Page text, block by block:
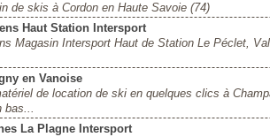
de skis à Cordon en Haute Savoie (74)
Haut Station Intersport
Magasin Intersport Haut de Station Le Péclet,
en Vanoise
de location de ski en quelques clics à
bas...
La Plagne Intersport